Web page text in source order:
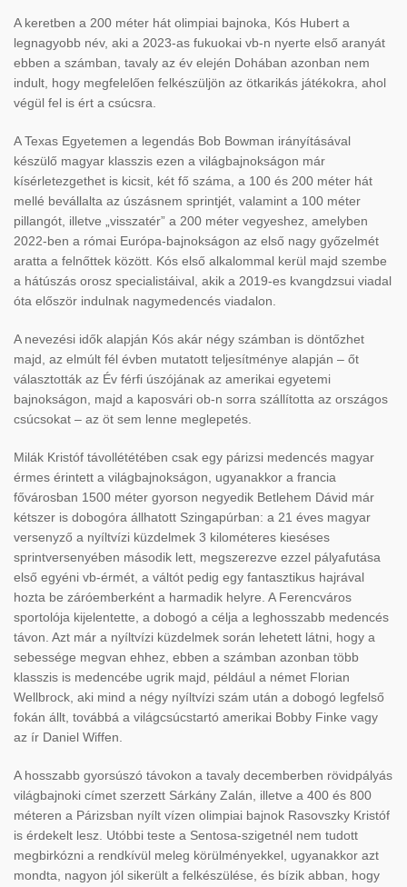
A keretben a 200 méter hát olimpiai bajnoka, Kós Hubert a
legnagyobb név, aki a 2023-as fukuokai vb-n nyerte első aranyát
ebben a számban, tavaly az év elején Dohában azonban nem
indult, hogy megfelelően felkészüljön az ötkarikás játékokra, ahol
végül fel is ért a csúcsra.
A Texas Egyetemen a legendás Bob Bowman irányításával
készülő magyar klasszis ezen a világbajnokságon már
kísérletezgethet is kicsit, két fő száma, a 100 és 200 méter hát
mellé bevállalta az úszásnem sprintjét, valamint a 100 méter
pillangót, illetve „visszatér” a 200 méter vegyeshez, amelyben
2022-ben a római Európa-bajnokságon az első nagy győzelmét
aratta a felnőttek között. Kós első alkalommal kerül majd szembe
a hátúszás orosz specialistáival, akik a 2019-es kvangdzsui viadal
óta először indulnak nagymedencés viadalon.
A nevezési idők alapján Kós akár négy számban is döntőzhet
majd, az elmúlt fél évben mutatott teljesítménye alapján – őt
választották az Év férfi úszójának az amerikai egyetemi
bajnokságon, majd a kaposvári ob-n sorra szállította az országos
csúcsokat – az öt sem lenne meglepetés.
Milák Kristóf távollététében csak egy párizsi medencés magyar
érmes érintett a világbajnokságon, ugyanakkor a francia
fővárosban 1500 méter gyorson negyedik Betlehem Dávid már
kétszer is dobogóra állhatott Szingapúrban: a 21 éves magyar
versenyző a nyíltvízi küzdelmek 3 kilométeres kieséses
sprintversenyében második lett, megszerezve ezzel pályafutása
első egyéni vb-érmét, a váltót pedig egy fantasztikus hajrával
hozta be záróemberként a harmadik helyre. A Ferencváros
sportolója kijelentette, a dobogó a célja a leghosszabb medencés
távon. Azt már a nyíltvízi küzdelmek során lehetett látni, hogy a
sebessége megvan ehhez, ebben a számban azonban több
klasszis is medencébe ugrik majd, például a német Florian
Wellbrock, aki mind a négy nyíltvízi szám után a dobogó legfelső
fokán állt, továbbá a világcsúcstartó amerikai Bobby Finke vagy
az ír Daniel Wiffen.
A hosszabb gyorsúszó távokon a tavaly decemberben rövidpályás
világbajnoki címet szerzett Sárkány Zalán, illetve a 400 és 800
méteren a Párizsban nyílt vízen olimpiai bajnok Rasovszky Kristóf
is érdekelt lesz. Utóbbi teste a Sentosa-szigetnél nem tudott
megbirkózni a rendkívül meleg körülményekkel, ugyanakkor azt
mondta, nagyon jól sikerült a felkészülése, és bízik abban, hogy